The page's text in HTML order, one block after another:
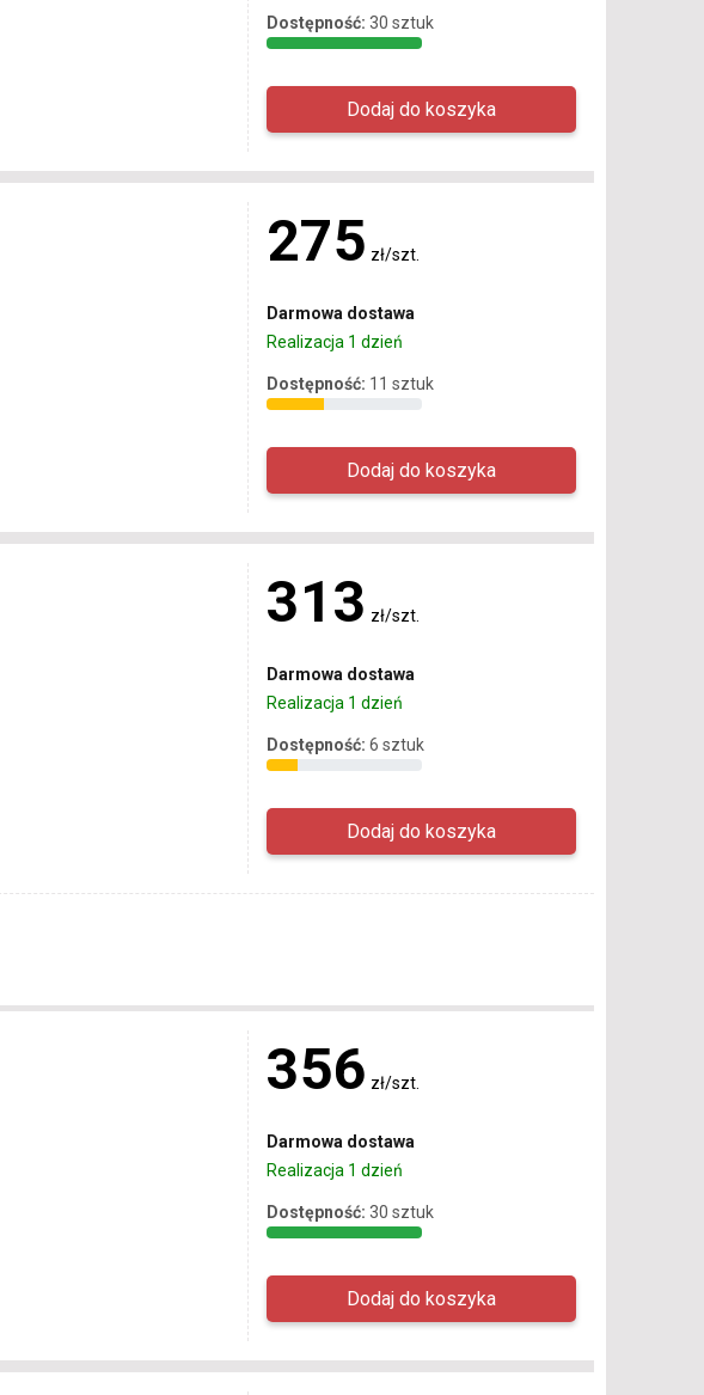
Dostępność: 30 sztuk
275 zł/szt.
Darmowa dostawa
Realizacja 1 dzień
Dostępność: 11 sztuk
313 zł/szt.
Darmowa dostawa
Realizacja 1 dzień
Dostępność: 6 sztuk
356 zł/szt.
Darmowa dostawa
Realizacja 1 dzień
Dostępność: 30 sztuk